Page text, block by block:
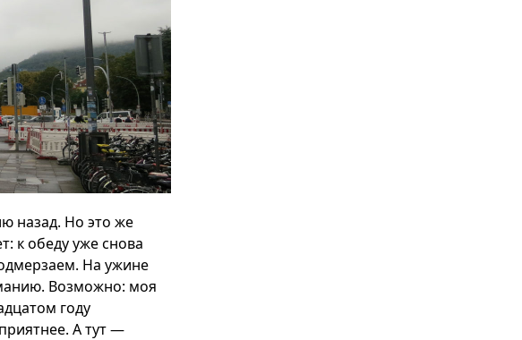
назад. Но это же
к обеду уже снова
На ужине
Возможно: моя
году
А тут —